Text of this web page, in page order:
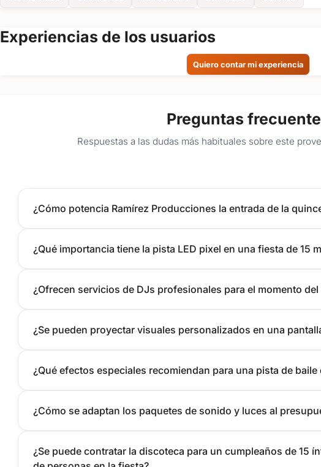
Experiencias de los usuarios
Quiero contar mi experiencia
Preguntas
Respuestas a las dudas más habituales sobre este
¿Cómo potencia Ramírez Producciones la entrada de la
¿Qué importancia tiene la pista LED pixel en una fiesta de 15
¿Ofrecen servicios de DJs profesionales para el momento del
¿Se pueden proyectar visuales personalizados en una
¿Qué efectos especiales recomiendan para una pista de baile
¿Cómo se adaptan los paquetes de sonido y luces al
¿Se puede contratar la discoteca para un cumpleaños de 15